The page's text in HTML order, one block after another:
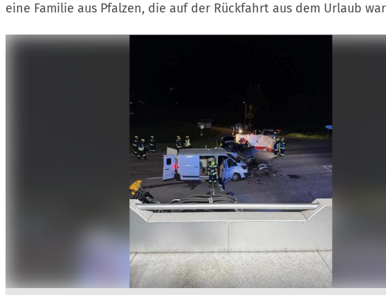
eine Familie aus Pfalzen, die auf der Rückfahrt aus dem Urlaub